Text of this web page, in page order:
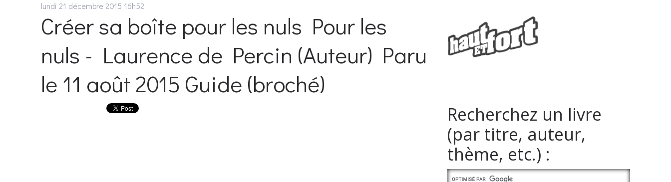
lundi 21 décembre 2015 16h52
Créer sa boîte pour les nuls Pour les
nuls - Laurence de Percin (Auteur) Paru
le 11 août 2015 Guide (broché)
Recherchez un livre
(par titre, auteur,
thème, etc.) :